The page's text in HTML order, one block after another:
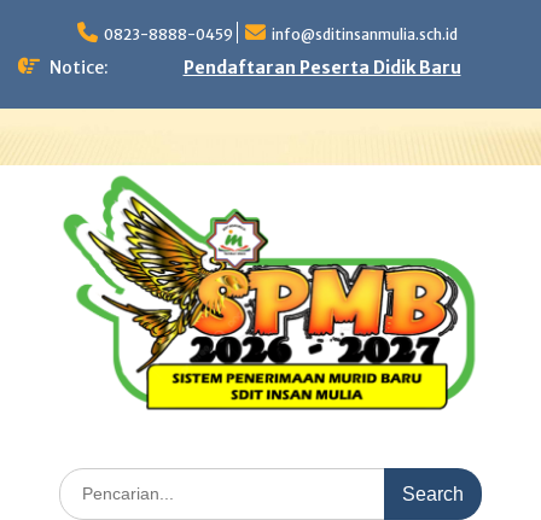
content
0823-8888-0459 info@sditinsanmulia.sch.id
Notice: Pendaftaran Peserta Didik Baru
Search
for: